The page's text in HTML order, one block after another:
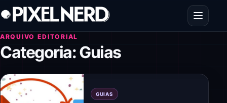
Pular para o conteúdo
Abrir
ARQUIVO EDITORIAL
Categoria:Guias
GUIAS